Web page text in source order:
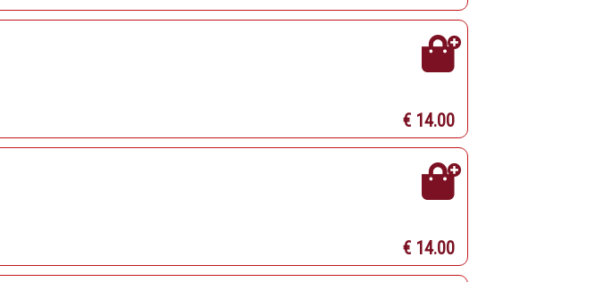
€ 14.00
€ 14.00